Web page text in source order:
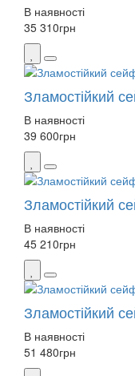
В наявності
35 310грн
Зламостійкий
В наявності
39 600грн
Зламостійкий
В наявності
45 210грн
Зламостійкий
В наявності
51 480грн